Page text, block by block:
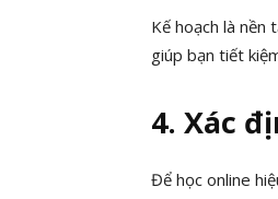
Kế hoạch là nền
giúp bạn tiết
4. Xác
Để học online